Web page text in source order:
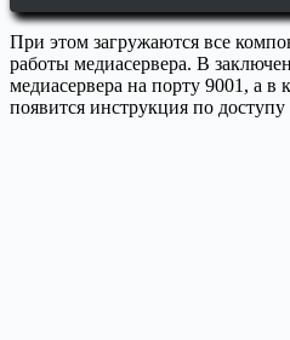
При этом загружаются все
работы медиасервера. В
медиасервера на порту 9001, а в
появится инструкция по доступу